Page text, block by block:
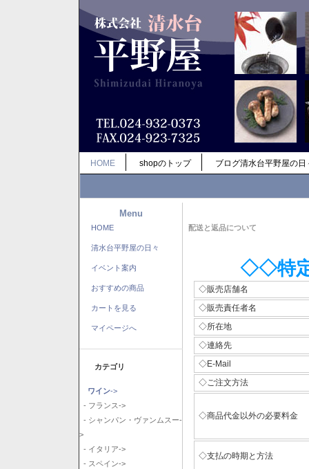
HOME shopのトップ ブログ清水台平野屋の日
Menu
HOME
清水台平野屋の日々
イベント案内
おすすめの商品
カートを見る
マイページへ
カテゴリ
ワイン->
- フランス->
- シャンパン・ヴァンムスー-
>
- イタリア->
- スペイン->
配送と返品について
◇◇特
◇販売店舗名
◇販売責任者名
◇所在地
◇連絡先
◇E-Mail
◇ご注文方法
◇商品代金以外の必要料金
◇支払の時期と方法